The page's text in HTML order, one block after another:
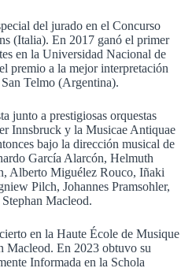
del jurado en el Concurso
(Italia). En 2017 ganó el primer
en la Universidad Nacional de
premio a la mejor interpretación
Telmo (Argentina).
junto a prestigiosas orquestas
Innsbruck y la Musicae Antiquae
bajo la dirección musical de
García Alarcón, Helmuth
Alberto Miguélez Rouco, Iñaki
Pilch, Johannes Pramsohler,
Macleod.
en la Haute École de Musique
Macleod. En 2023 obtuvo su
Informada en la Schola